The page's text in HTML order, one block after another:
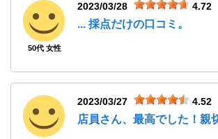
50代 女性
2023/03/28 4.72
... 採点だけの口コミ。
2023/03/27 4.52
店員さん、最高でした！親